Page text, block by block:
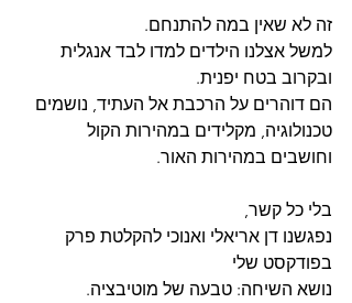
זה לא שאין במה להתנחם.
למשל אצלנו הילדים למדו לבד אנגלית
ובקרוב בטח יפנית.
הם דוהרים על הרכבת אל העתיד, נושמים
טכנולוגיה, מקלידים במהירות הקול
וחושבים במהירות האור.
בלי כל קשר,
נפגשנו דן אריאלי ואנוכי להקלטת פרק
בפודקסט שלי
נושא השיחה: טבעה של מוטיבציה.